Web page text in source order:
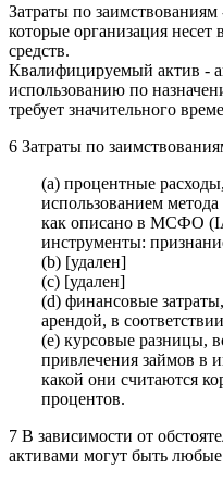
Затраты по
которые организация
средств.
Квалифицируемый актив -
использованию по
требует значительного
6 Затраты по
(a) процентные
использованием
как описано в МСФО
инструменты:
(b) [удален]
(c) [удален]
(d) финансовые
арендой, в
(e) курсовые разницы,
привлечения займов в
какой они считаются
процентов.
7 В зависимости от
активами могут быть